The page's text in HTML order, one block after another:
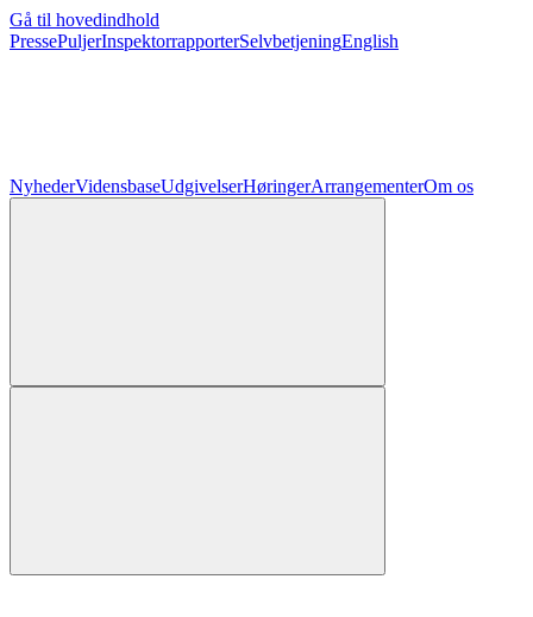
Gå til hovedindhold
PressePuljerInspektorrapporterSelvbetjeningEnglish
NyhederVidensbaseUdgivelserHøringerArrangementerOm os